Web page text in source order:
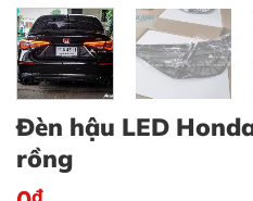
Đèn hậu LED
rồng